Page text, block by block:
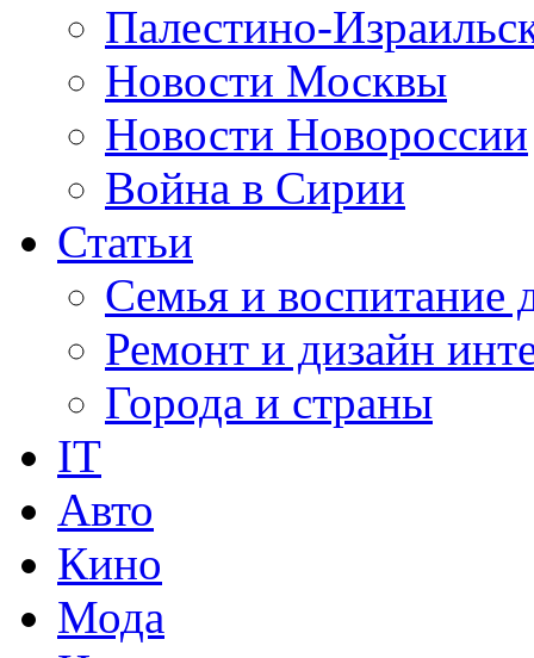
Палестино-
Новости Москвы
Новости Новороссии
Война в Сирии
Статьи
Семья и воспитание
Ремонт и дизайн
Города и страны
IT
Авто
Кино
Мода